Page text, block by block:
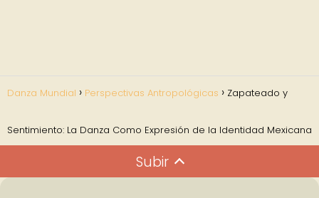
Danza Mundial Perspectivas Antropológicas Zapateado y
Sentimiento: La Danza Como Expresión de la Identidad Mexicana
Subir